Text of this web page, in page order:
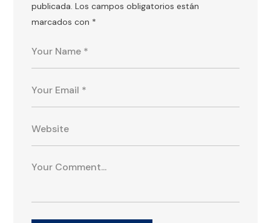
publicada. Los campos obligatorios están
marcados con *